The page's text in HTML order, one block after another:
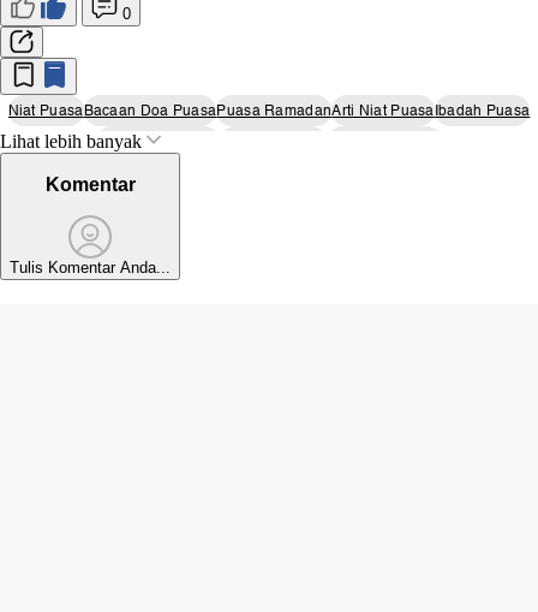
0
Niat PuasaBacaan Doa PuasaPuasa RamadanArti Niat PuasaIbadah Puasa
Amalan Ramadan
Lihat lebih banyak
Komentar
Tulis Komentar Anda...